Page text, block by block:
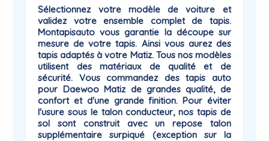
Sélectionnez votre modèle de voiture et
validez votre ensemble complet de tapis.
Montapisauto vous garantie la découpe sur
mesure de votre tapis. Ainsi vous aurez des
tapis adaptés à votre Matiz. Tous nos modèles
utilisent des matériaux de qualité et de
sécurité. Vous commandez des tapis auto
pour Daewoo Matiz de grandes qualité, de
confort et d'une grande finition. Pour éviter
l'usure sous le talon conducteur, nos tapis de
sol sont construit avec un repose talon
supplémentaire surpiqué (exception sur la